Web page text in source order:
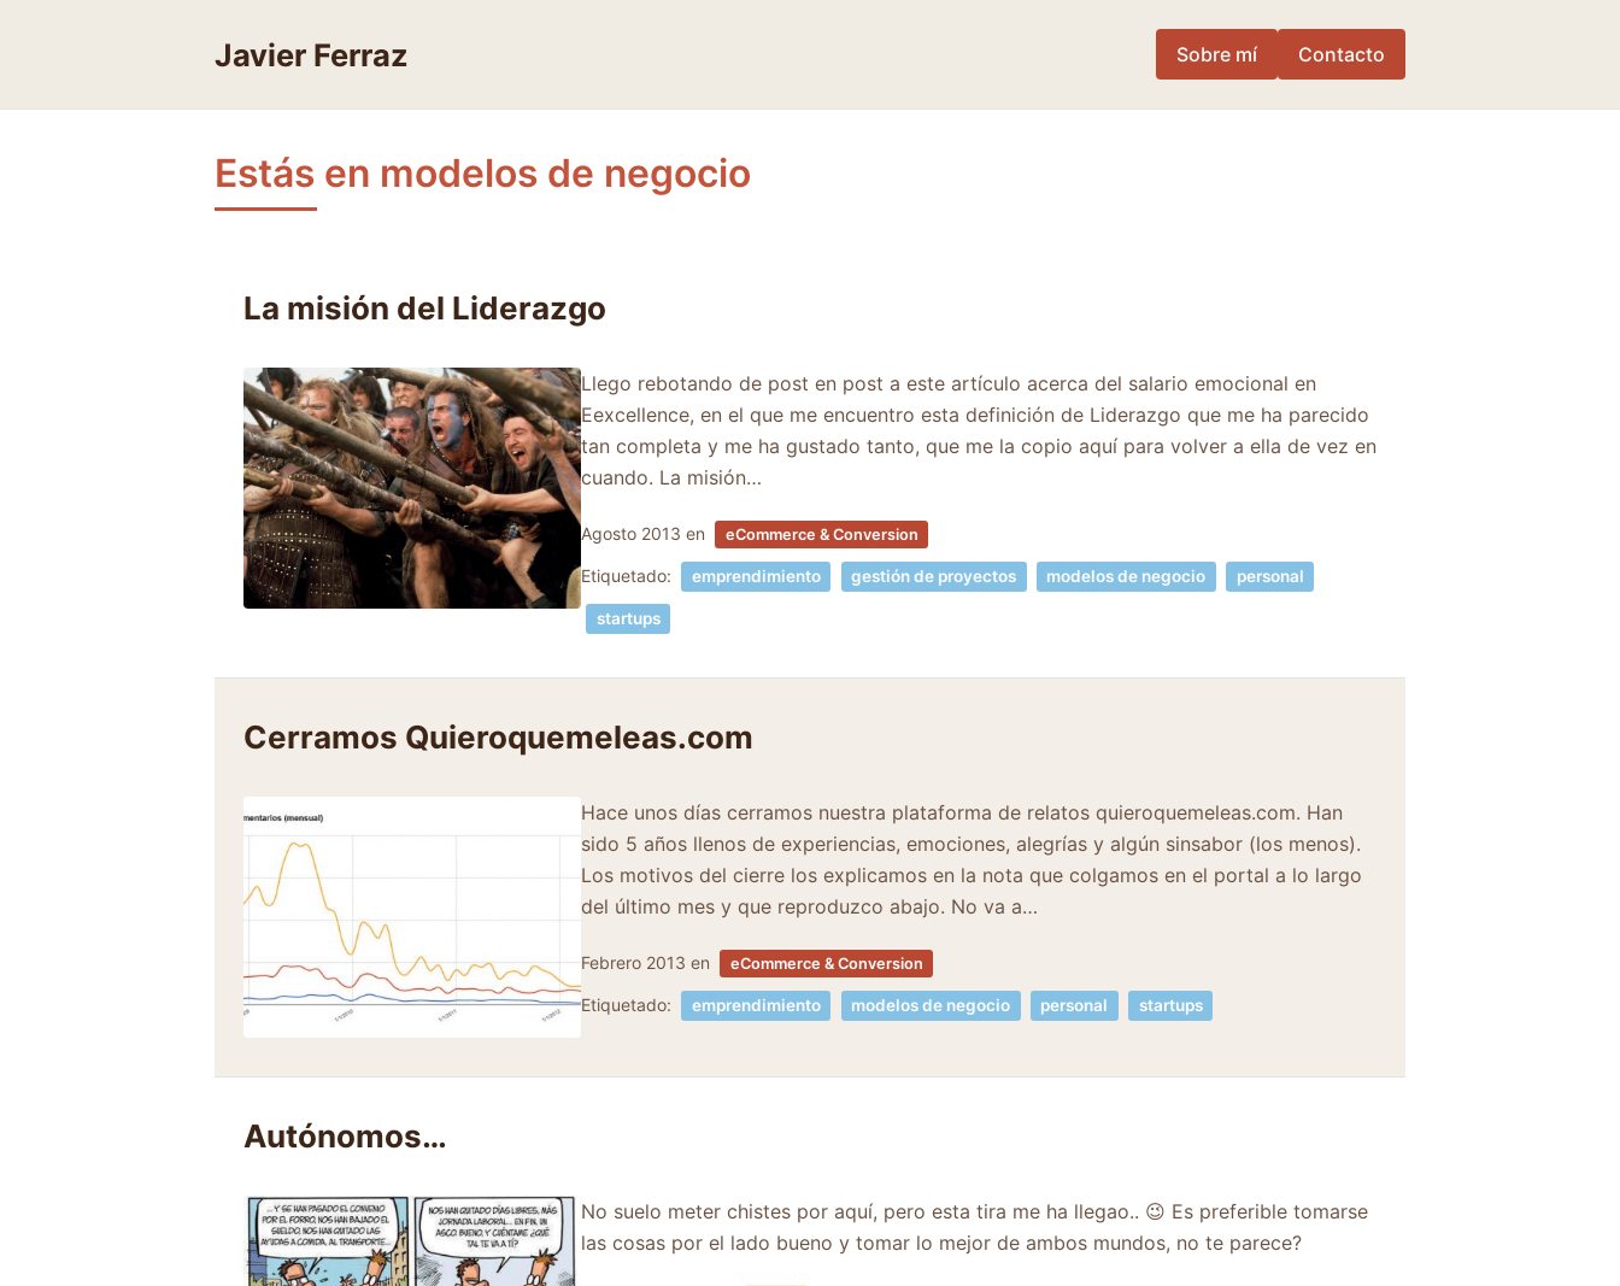
Javier Ferraz Sobre mí Contacto
Estás en modelos de negocio
La misión del Liderazgo
Llego rebotando de post en post a este artículo acerca del salario emocional en
Eexcellence, en el que me encuentro esta definición de Liderazgo que me ha parecido
tan completa y me ha gustado tanto, que me la copio aquí para volver a ella de vez en
cuando. La misión…
Agosto 2013 en eCommerce & Conversion
Etiquetado: emprendimiento gestión de proyectos modelos de negocio personal
startups
Cerramos Quieroquemeleas.com
Hace unos días cerramos nuestra plataforma de relatos quieroquemeleas.com. Han
sido 5 años llenos de experiencias, emociones, alegrías y algún sinsabor (los menos).
Los motivos del cierre los explicamos en la nota que colgamos en el portal a lo largo
del último mes y que reproduzco abajo. No va a…
Febrero 2013 en eCommerce & Conversion
Etiquetado: emprendimiento modelos de negocio personal startups
Autónomos…
No suelo meter chistes por aquí, pero esta tira me ha llegao.. 😉 Es preferible tomarse
las cosas por el lado bueno y tomar lo mejor de ambos mundos, no te parece?